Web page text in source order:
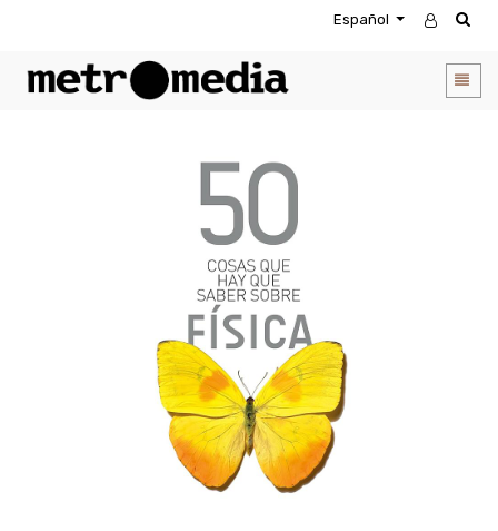
Español